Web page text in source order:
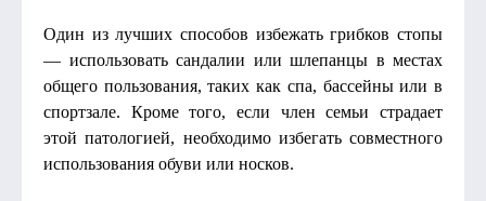
Один из лучших способов избежать грибков стопы
— использовать сандалии или шлепанцы в местах
общего пользования, таких как спа, бассейны или в
спортзале. Кроме того, если член семьи страдает
этой патологией, необходимо избегать совместного
использования обуви или носков.